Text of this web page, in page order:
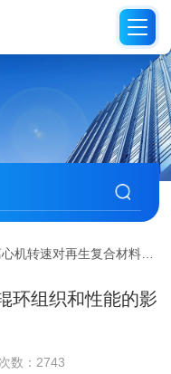
机转速对再生复合材料辊环组织和性能的影响
环组织和性能的影
数：2743